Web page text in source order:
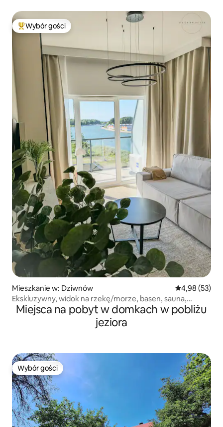
Najpopularniejsze z kategorii Wybór gości
Wybór gości
Mieszkanie w: Dziwnów Średnia
4,98 (53)
Ekskluzywny, widok na rzekę/morze, basen, sauna,
parking
Miejsca na pobyt w domkach w pobliżu
jeziora
Wybór gości
Wybór gości